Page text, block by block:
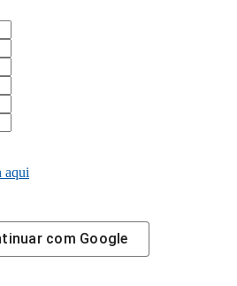
aqui
com Google